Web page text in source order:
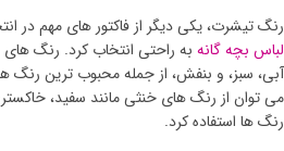
رنگ تیشرت، یکی دیگر از فاکتور های مهم در
لباس بچه گانه به راحتی انتخاب کرد. رنگ
آبی، سبز، و بنفش، از جمله محبوب ترین رنگ
می توان از رنگ های خنثی مانند سفید،
رنگ ها استفاده کرد.